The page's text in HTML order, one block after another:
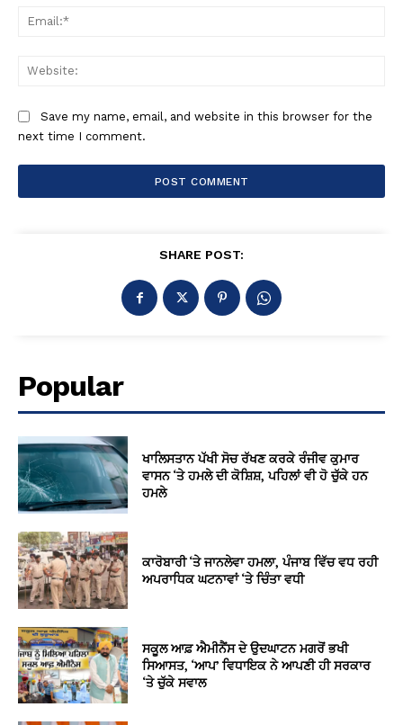
Save my name, email, and website in this browser for the
next time I comment.
SHARE POST:
Popular
ਖਾਲਿਸਤਾਨ ਪੱਖੀ ਸੋਚ ਰੱਖਣ ਕਰਕੇ ਰੰਜੀਵ ਕੁਮਾਰ
ਵਾਸਨ ‘ਤੇ ਹਮਲੇ ਦੀ ਕੋਸ਼ਿਸ਼, ਪਹਿਲਾਂ ਵੀ ਹੋ ਚੁੱਕੇ ਹਨ
ਹਮਲੇ
ਕਾਰੋਬਾਰੀ ‘ਤੇ ਜਾਨਲੇਵਾ ਹਮਲਾ, ਪੰਜਾਬ ਵਿੱਚ ਵਧ ਰਹੀ
ਅਪਰਾਧਿਕ ਘਟਨਾਵਾਂ ‘ਤੇ ਚਿੰਤਾ ਵਧੀ
ਸਕੂਲ ਆਫ਼ ਐਮੀਨੈਂਸ ਦੇ ਉਦਘਾਟਨ ਮਗਰੋਂ ਭਖੀ
ਸਿਆਸਤ, ‘ਆਪ’ ਵਿਧਾਇਕ ਨੇ ਆਪਣੀ ਹੀ ਸਰਕਾਰ
‘ਤੇ ਚੁੱਕੇ ਸਵਾਲ